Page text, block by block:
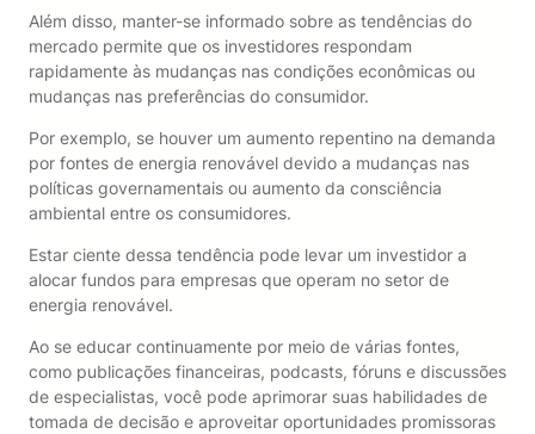
Além disso, manter-se informado sobre as tendências do
mercado permite que os investidores respondam
rapidamente às mudanças nas condições econômicas ou
mudanças nas preferências do consumidor.
Por exemplo, se houver um aumento repentino na demanda
por fontes de energia renovável devido a mudanças nas
políticas governamentais ou aumento da consciência
ambiental entre os consumidores.
Estar ciente dessa tendência pode levar um investidor a
alocar fundos para empresas que operam no setor de
energia renovável.
Ao se educar continuamente por meio de várias fontes,
como publicações financeiras, podcasts, fóruns e discussões
de especialistas, você pode aprimorar suas habilidades de
tomada de decisão e aproveitar oportunidades promissoras